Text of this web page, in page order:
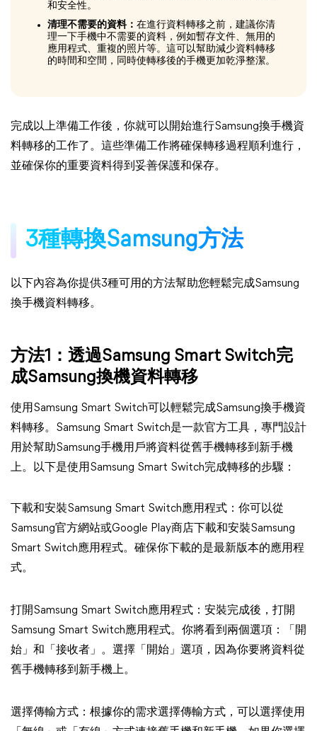
和安全性。
清理不需要的資料： 在進行資料轉移之前，建議你清
理一下手機中不需要的資料，例如暫存文件、無用的
應用程式、重複的照片等。這可以幫助減少資料轉移
的時間和空間，同時使轉移後的手機更加乾淨整潔。
完成以上準備工作後，你就可以開始進行Samsung換手機資
料轉移的工作了。這些準備工作將確保轉移過程順利進行，
並確保你的重要資料得到妥善保護和保存。
3種轉換Samsung方法
以下內容為你提供3種可用的方法幫助您輕鬆完成Samsung
換手機資料轉移。
方法1：透過Samsung Smart Switch完
成Samsung換機資料轉移
使用Samsung Smart Switch可以輕鬆完成Samsung換手機資
料轉移。Samsung Smart Switch是一款官方工具，專門設計
用於幫助Samsung手機用戶將資料從舊手機轉移到新手機
上。以下是使用Samsung Smart Switch完成轉移的步驟：
下載和安裝Samsung Smart Switch應用程式：你可以從
Samsung官方網站或Google Play商店下載和安裝Samsung
Smart Switch應用程式。確保你下載的是最新版本的應用程
式。
打開Samsung Smart Switch應用程式：安裝完成後，打開
Samsung Smart Switch應用程式。你將看到兩個選項：「開
始」和「接收者」。選擇「開始」選項，因為你要將資料從
舊手機轉移到新手機上。
選擇傳輸方式：根據你的需求選擇傳輸方式，可以選擇使用